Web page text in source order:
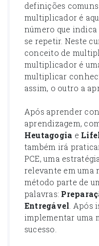
definições
multiplicador é
número que indica
se repetir. Neste
conceito de
multiplicador é
multiplicar
assim, o outro a
Após aprender
aprendizagem,
Heutagogia e
também irá
PCE, uma
relevante em uma
método parte de
palavras:
Entregável .
implementar uma
sucesso.